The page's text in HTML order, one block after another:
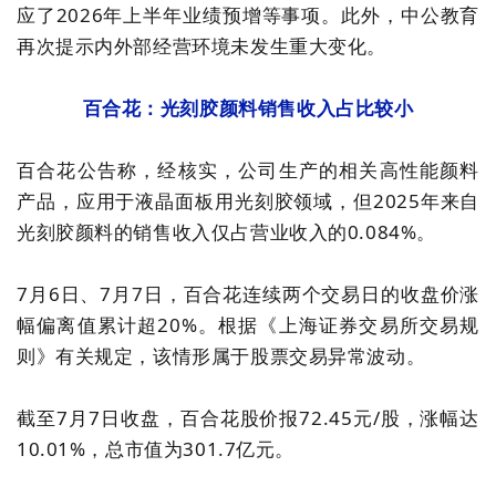
应了2026年上半年业绩预增等事项。此外，中公教育
再次提示内外部经营环境未发生重大变化。
百合花：光刻胶颜料销售收入占比较小
百合花公告称，经核实，公司生产的相关高性能颜料
产品，应用于液晶面板用光刻胶领域，但2025年来自
光刻胶颜料的销售收入仅占营业收入的0.084%。
7月6日、7月7日，百合花连续两个交易日的收盘价涨
幅偏离值累计超20%。根据《上海证券交易所交易规
则》有关规定，该情形属于股票交易异常波动。
截至7月7日收盘，百合花股价报72.45元/股，涨幅达
10.01%，总市值为301.7亿元。